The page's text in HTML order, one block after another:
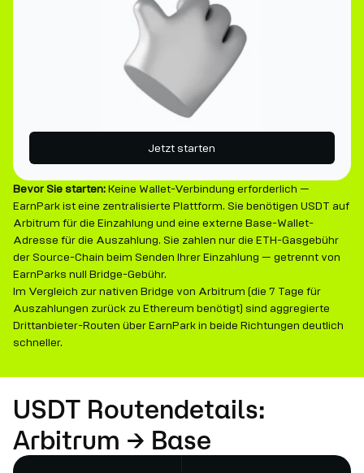
Jetzt starten
Bevor Sie starten:Keine Wallet-Verbindung erforderlich —
EarnPark ist eine zentralisierte Plattform. Sie benötigen USDT auf
Arbitrum für die Einzahlung und eine externe Base-Wallet-
Adresse für die Auszahlung. Sie zahlen nur die ETH-Gasgebühr
der Source-Chain beim Senden Ihrer Einzahlung — getrennt von
EarnParks null Bridge-Gebühr.
Im Vergleich zur nativen Bridge von Arbitrum (die 7 Tage für
Auszahlungen zurück zu Ethereum benötigt) sind aggregierte
Drittanbieter-Routen über EarnPark in beide Richtungen deutlich
schneller.
USDT Routendetails:
Arbitrum → Base